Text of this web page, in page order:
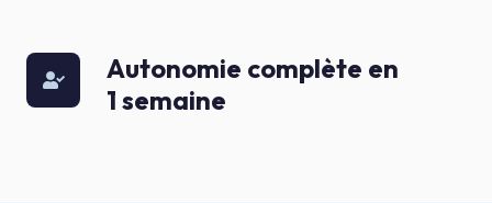
3
jours
Autonomie complète en
1 semaine
Autonomie
complète